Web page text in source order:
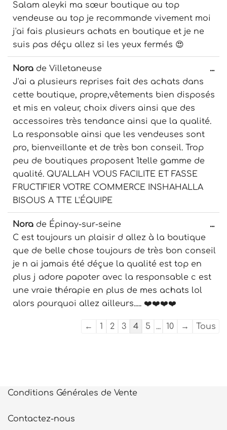
d’or
Salam aleyki ma sœur boutique au top
vendeuse au top je recommande vivement moi
j'ai fais plusieurs achats en boutique et je ne
suis pas déçu allez si les yeux fermés 😍
Nora de Villetaneuse
J'ai a plusieurs reprises fait des achats dans
cette boutique, propre,vêtements bien disposés
et mis en valeur, choix divers ainsi que des
accessoires très tendance ainsi que la qualité.
La responsable ainsi que les vendeuses sont
pro, bienveillante et de très bon conseil. Trop
peu de boutiques proposent 1telle gamme de
qualité. QU'ALLAH VOUS FACILITE ET FASSE
FRUCTIFIER VOTRE COMMERCE INSHAHALLA
BISOUS A TTE L'ÉQUIPE
...
Nora de Épinay-sur-seine
C est toujours un plaisir d allez à la boutique
que de belle chose toujours de très bon conseil
je n ai jamais été déçue la qualité est top en
plus j adore papoter avec la responsable c est
une vraie thérapie en plus de mes achats lol
alors pourquoi allez ailleurs..... ❤️❤️❤️❤️
...
Navigation
livre
← 1 2 3 4 5 ... 10 → Tous
Conditions Générales de Vente
Contactez-nous